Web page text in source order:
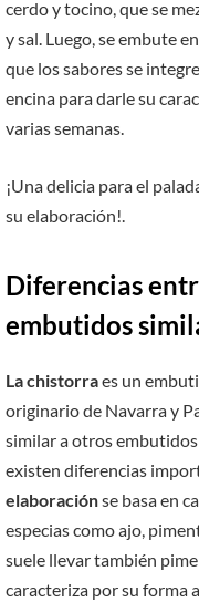
cerdo y tocino, que se
y sal. Luego, se embute
que los sabores se
encina para darle su
varias semanas.
¡Una delicia para el
su elaboración!.
Diferencias
embutidos
La chistorraes un
originario de Navarra y
similar a otros
existen diferencias
elaboraciónse basa en
especias como ajo,
suele llevar también
caracteriza por su forma